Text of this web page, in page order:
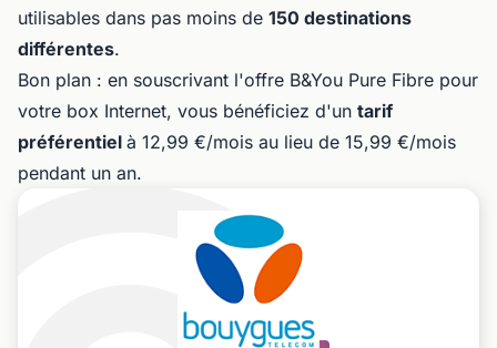
utilisables dans pas moins de 150 destinations
différentes.
Bon plan : en souscrivant l'offre B&You Pure Fibre pour
votre box Internet, vous bénéficiez d'un tarif
préférentiel à 12,99 €/mois au lieu de 15,99 €/mois
pendant un an.